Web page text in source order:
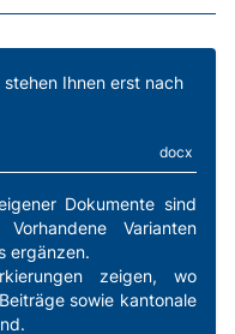
Ihnen erst nach
docx
Dokumente sind
Varianten
ergänzen.
zeigen, wo
sowie kantonale